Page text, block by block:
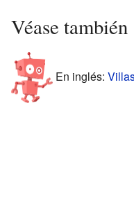
Véase también
En inglés: